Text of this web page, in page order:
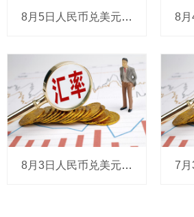
8月5日人民币兑美元中间价报6.7889，调升28个基点
8月3日人民币兑美元中间价报6.7898，调贬4个基点